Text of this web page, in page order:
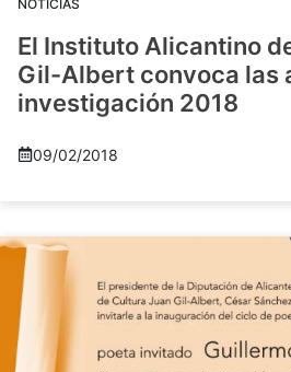
NOTICIAS
El Instituto Alicantino
Gil-Albert convoca las
investigación 2018
09/02/2018